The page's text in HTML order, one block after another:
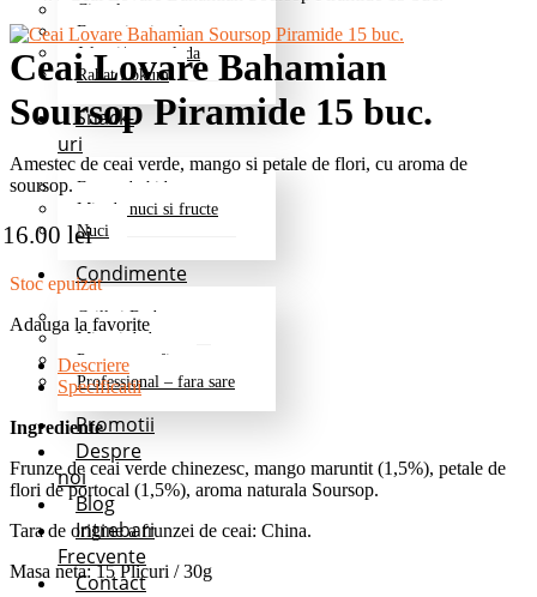
Ciocolata
Fructe in ciocolata
Jeleuri/marmelada
Rahat Lokum
Snack-
uri
Fructe deshidratate
Mix de nuci si fructe
Nuci
Condimente
Grill si Barbeque
Mixuri de baza
Pentru cartofi
Professional – fara sare
Promotii
Despre
noi
Blog
Intrebari
Frecvente
Contact
Ceai Lovare Bahamian
Soursop Piramide 15 buc.
Amestec de ceai verde, mango si petale de flori, cu aroma de
soursop.
16.00 lei
Stoc epuizat
Adauga la favorite
Descriere
Specificatii
Ingrediente
Frunze de ceai verde chinezesc, mango maruntit (1,5%), petale de
flori de portocal (1,5%), aroma naturala Soursop.
Tara de origine a frunzei de ceai: China.
Masa neta: 15 Plicuri / 30g